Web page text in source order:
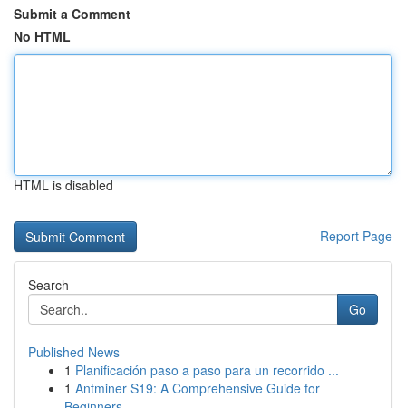
Submit a Comment
No HTML
HTML is disabled
Report Page
Search
Go
Published News
1 Planificación paso a paso para un recorrido ...
1 Antminer S19: A Comprehensive Guide for